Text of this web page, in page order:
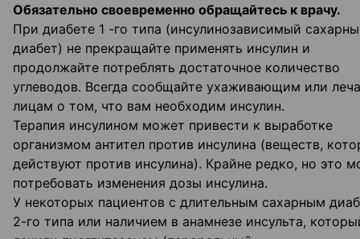
Обязательно своевременно обращайтесь к врачу.
При диабете 1 -го типа (инсулинозависимый
диабет) не прекращайте применять инсулин и
продолжайте потреблять достаточное количество
углеводов. Всегда сообщайте ухаживающим или
лицам о том, что вам необходим инсулин.
Терапия инсулином может привести к выработке
организмом антител против инсулина (веществ,
действуют против инсулина). Крайне редко, но это
потребовать изменения дозы инсулина.
У некоторых пациентов с длительным сахарным
2-го типа или наличием в анамнезе инсульта,